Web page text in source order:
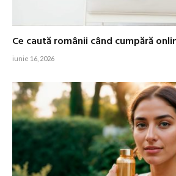
Ce caută românii când cumpără
iunie 16, 2026